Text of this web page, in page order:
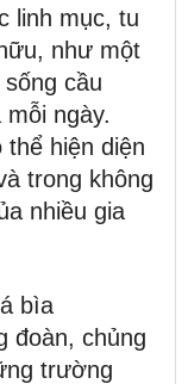
linh mục, tu
như một
cầu
ngày.
thể hiện diện
trong không
nhiều gia
bìa
đoàn, chủng
trường